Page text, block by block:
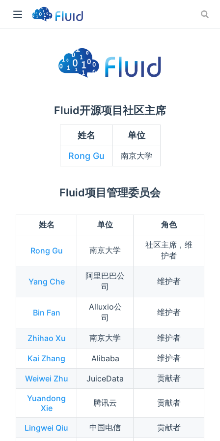
Fluid开源项目社区主席
姓名
单位
Rong Gu
南京大学
Fluid项目管理委员会
姓名 单位 角色
Rong Gu 南京大学
社区主席，维
护者
Yang Che
阿里巴巴公
司
维护者
Bin Fan
Alluxio公
司
维护者
Zhihao Xu 南京大学 维护者
Kai Zhang Alibaba 维护者
Weiwei Zhu JuiceData 贡献者
Yuandong
Xie
腾讯云 贡献者
Lingwei Qiu 中国电信 贡献者